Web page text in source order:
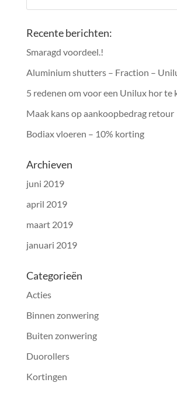
Recente berichten:
Smaragd voordeel.!
Aluminium shutters – Fraction –
5 redenen om voor een Unilux hor te
Maak kans op aankoopbedrag retour
Bodiax vloeren – 10% korting
Archieven
juni 2019
april 2019
maart 2019
januari 2019
Categorieën
Acties
Binnen zonwering
Buiten zonwering
Duorollers
Kortingen